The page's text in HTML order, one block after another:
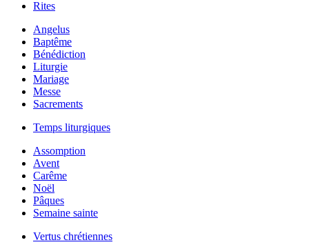
Rites
Angelus
Baptême
Bénédiction
Liturgie
Mariage
Messe
Sacrements
Temps liturgiques
Assomption
Avent
Carême
Noël
Pâques
Semaine sainte
Vertus chrétiennes